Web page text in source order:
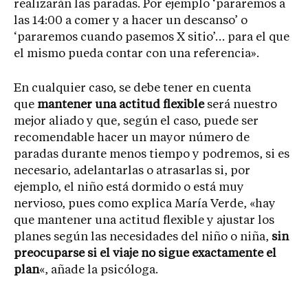
realizarán las paradas. Por ejemplo ‘pararemos a
las 14:00 a comer y a hacer un descanso’ o
‘pararemos cuando pasemos X sitio’… para el que
el mismo pueda contar con una referencia».
En cualquier caso, se debe tener en cuenta
que mantener una actitud flexibleserá nuestro
mejor aliado y que, según el caso, puede ser
recomendable hacer un mayor número de
paradas durante menos tiempo y podremos, si es
necesario, adelantarlas o atrasarlas si, por
ejemplo, el niño está dormido o está muy
nervioso, pues como explica María Verde, «hay
que mantener una actitud flexible y ajustar los
planes según las necesidades del niño o niña, sin
preocuparse si el viaje no sigue exactamente el
plan«, añade la psicóloga.